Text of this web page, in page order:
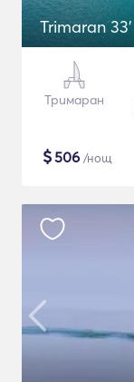
Trimaran 33'
Тримаран
$506 /нощ